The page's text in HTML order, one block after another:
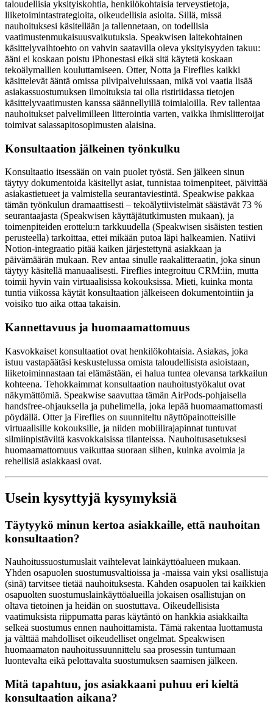
taloudellisia yksityiskohtia, henkilökohtaisia terveystietoja,
liiketoimintastrategioita, oikeudellisia asioita. Sillä, missä
nauhoituksesi käsitellään ja tallennetaan, on todellisia
vaatimustenmukaisuusvaikutuksia. Speakwisen laitekohtainen
käsittelyvaihtoehto on vahvin saatavilla oleva yksityisyyden takuu:
ääni ei koskaan poistu iPhonestasi eikä sitä käytetä koskaan
tekoälymallien kouluttamiseen. Otter, Notta ja Fireflies kaikki
käsittelevät ääntä omissa pilvipalveluissaan, mikä voi vaatia lisää
asiakassuostumuksen ilmoituksia tai olla ristiriidassa tietojen
käsittelyvaatimusten kanssa säännellyillä toimialoilla. Rev tallentaa
nauhoitukset palvelimilleen litterointia varten, vaikka ihmislitteroijat
toimivat salassapitosopimusten alaisina.
Konsultaation jälkeinen työnkulku
Konsultaatio itsessään on vain puolet työstä. Sen jälkeen sinun
täytyy dokumentoida käsitellyt asiat, tunnistaa toimenpiteet, päivittää
asiakastietueet ja valmistella seurantaviestintä. Speakwise pakkaa
tämän työnkulun dramaattisesti – tekoälytiivistelmät säästävät 73 %
seurantaajasta (Speakwisen käyttäjätutkimusten mukaan), ja
toimenpiteiden erottelu:n tarkkuudella (Speakwisen sisäisten testien
perusteella) tarkoittaa, ettei mikään putoa läpi halkeamien. Natiivi
Notion-integraatio pitää kaiken järjestettynä asiakkaan ja
päivämäärän mukaan. Rev antaa sinulle raakalitteraatin, joka sinun
täytyy käsitellä manuaalisesti. Fireflies integroituu CRM:iin, mutta
toimii hyvin vain virtuaalisissa kokouksissa. Mieti, kuinka monta
tuntia viikossa käytät konsultaation jälkeiseen dokumentointiin ja
voisiko tuo aika ottaa takaisin.
Kannettavuus ja huomaamattomuus
Kasvokkaiset konsultaatiot ovat henkilökohtaisia. Asiakas, joka
istuu vastapäätäsi keskustelussa omista taloudellisista asioistaan,
liiketoiminnastaan tai elämästään, ei halua tuntea olevansa tarkkailun
kohteena. Tehokkaimmat konsultaation nauhoitustyökalut ovat
näkymättömiä. Speakwise saavuttaa tämän AirPods-pohjaisella
handsfree-ohjauksella ja puhelimella, joka lepää huomaamattomasti
pöydällä. Otter ja Fireflies on suunniteltu näyttöpainotteisille
virtuaalisille kokouksille, ja niiden mobiilirajapinnat tuntuvat
silmiinpistäviltä kasvokkaisissa tilanteissa. Nauhoitusasetuksesi
huomaamattomuus vaikuttaa suoraan siihen, kuinka avoimia ja
rehellisiä asiakkaasi ovat.
Usein kysyttyjä kysymyksiä
Täytyykö minun kertoa asiakkaille, että nauhoitan
konsultaation?
Nauhoitussuostumuslait vaihtelevat lainkäyttöalueen mukaan.
Yhden osapuolen suostumusvaltioissa ja -maissa vain yksi osallistuja
(sinä) tarvitsee tietää nauhoituksesta. Kahden osapuolen tai kaikkien
osapuolten suostumuslainkäyttöalueilla jokaisen osallistujan on
oltava tietoinen ja heidän on suostuttava. Oikeudellisista
vaatimuksista riippumatta paras käytäntö on hankkia asiakkailta
selkeä suostumus ennen nauhoittamista. Tämä rakentaa luottamusta
ja välttää mahdolliset oikeudelliset ongelmat. Speakwisen
huomaamaton nauhoitussuunnittelu saa prosessin tuntumaan
luontevalta eikä pelottavalta suostumuksen saamisen jälkeen.
Mitä tapahtuu, jos asiakkaani puhuu eri kieltä
konsultaation aikana?